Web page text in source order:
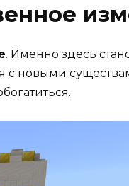
. Именно здесь
с новыми